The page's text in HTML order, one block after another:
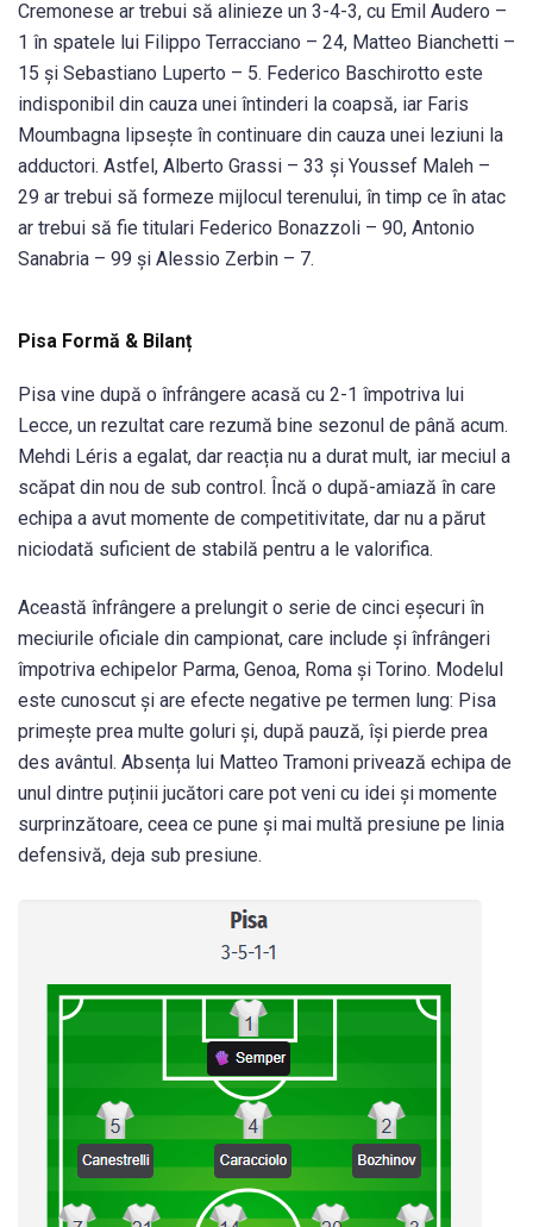
Cremonese ar trebui să alinieze un 3-4-3, cu Emil Audero –
1 în spatele lui Filippo Terracciano – 24, Matteo Bianchetti –
15 și Sebastiano Luperto – 5. Federico Baschirotto este
indisponibil din cauza unei întinderi la coapsă, iar Faris
Moumbagna lipsește în continuare din cauza unei leziuni la
adductori. Astfel, Alberto Grassi – 33 și Youssef Maleh –
29 ar trebui să formeze mijlocul terenului, în timp ce în atac
ar trebui să fie titulari Federico Bonazzoli – 90, Antonio
Sanabria – 99 și Alessio Zerbin – 7.
Pisa Formă & Bilanț
Pisa vine după o înfrângere acasă cu 2-1 împotriva lui
Lecce, un rezultat care rezumă bine sezonul de până acum.
Mehdi Léris a egalat, dar reacția nu a durat mult, iar meciul a
scăpat din nou de sub control. Încă o după-amiază în care
echipa a avut momente de competitivitate, dar nu a părut
niciodată suficient de stabilă pentru a le valorifica.
Această înfrângere a prelungit o serie de cinci eșecuri în
meciurile oficiale din campionat, care include și înfrângeri
împotriva echipelor Parma, Genoa, Roma și Torino. Modelul
este cunoscut și are efecte negative pe termen lung: Pisa
primește prea multe goluri și, după pauză, își pierde prea
des avântul. Absența lui Matteo Tramoni privează echipa de
unul dintre puținii jucători care pot veni cu idei și momente
surprinzătoare, ceea ce pune și mai multă presiune pe linia
defensivă, deja sub presiune.